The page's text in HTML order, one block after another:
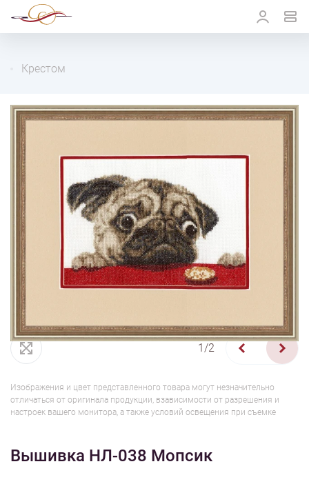
Крестом
1/2
Изображения и цвет представленного товара могут незначительно
отличаться от оригинала продукции, взависимости от разрешения и
настроек вашего монитора, а также условий освещения при съемке
Вышивка НЛ-038 Мопсик